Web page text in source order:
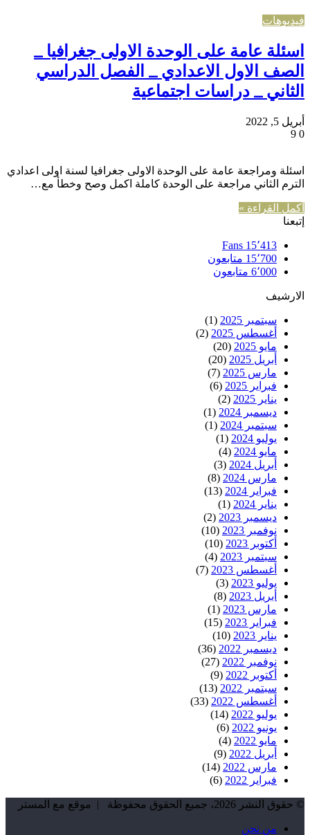
فيديوهات
اسئلة عامة على الوحدة الاولى جغرافيا _
الصف الاول الاعدادي _ الفصل الدراسي
الثاني _ دراسات اجتماعية
أبريل 5, 2022
0
اسئلة ومراجعة عامة على الوحدة الاولى جغرافيا لسنة اولى اعدادي
الترم الثاني مراجعة على الوحدة كاملة اكمل وصح وخطأ مع…
أكمل القراءة »
إتبعنا
15٬413 Fans
15٬700 متابعون
6٬000 متابعون
الارشيف
سبتمبر 2025
(1)
أغسطس 2025
(2)
مايو 2025
(20)
أبريل 2025
(20)
مارس 2025
(7)
فبراير 2025
(6)
يناير 2025
(2)
ديسمبر 2024
(1)
سبتمبر 2024
(1)
يوليو 2024
(1)
مايو 2024
(4)
أبريل 2024
(3)
مارس 2024
(8)
فبراير 2024
(13)
يناير 2024
(1)
ديسمبر 2023
(2)
نوفمبر 2023
(10)
أكتوبر 2023
(10)
سبتمبر 2023
(4)
أغسطس 2023
(7)
يوليو 2023
(3)
أبريل 2023
(8)
مارس 2023
(1)
فبراير 2023
(15)
يناير 2023
(10)
ديسمبر 2022
(36)
نوفمبر 2022
(27)
أكتوبر 2022
(9)
سبتمبر 2022
(13)
أغسطس 2022
(33)
يوليو 2022
(14)
يونيو 2022
(6)
مايو 2022
(4)
أبريل 2022
(9)
مارس 2022
(14)
فبراير 2022
(6)
© حقوق النشر 2026، جميع الحقوق محفوظة | موقع مع المستر
من نحن